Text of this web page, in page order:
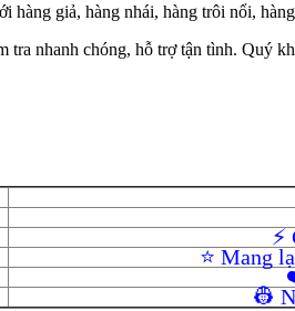
hàng giả, hàng nhái, hàng trôi nổi,
nhanh chóng, hỗ trợ tận tình. Quý
⭐ Mang
👷